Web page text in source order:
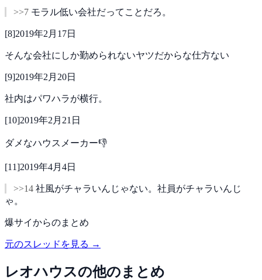
>>7 モラル低い会社だってことだろ。
[8]2019年2月17日
そんな会社にしか勤められないヤツだからな仕方ない
[9]2019年2月20日
社内はパワハラが横行。
[10]2019年2月21日
ダメなハウスメーカー👎
[11]2019年4月4日
>>14 社風がチャラいんじゃない。社員がチャラいんじ
ゃ。
爆サイからのまとめ
元のスレッドを見る →
レオハウスの他のまとめ